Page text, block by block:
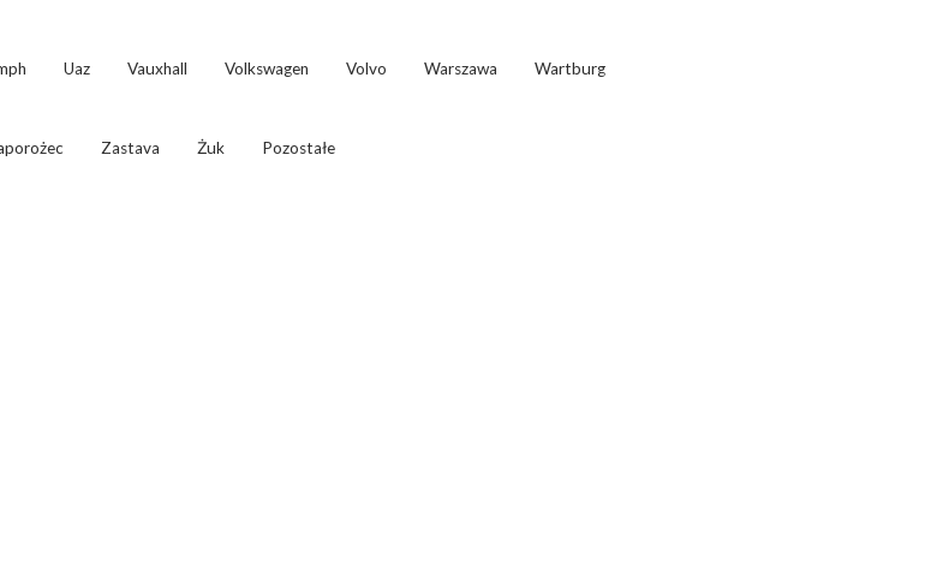
Uaz Vauxhall Volkswagen Volvo Warszawa Wartburg
Zastava Żuk Pozostałe